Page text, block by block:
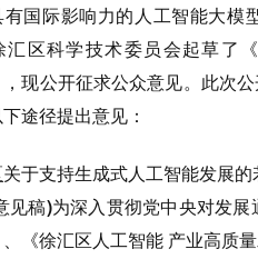
国际影响力的人工智能大模
汇区科学技术委员会起草了
现公开征求公众意见。此次
途径提出意见：
关于支持生成式人工智能发展
见稿)为深入贯彻党中央对发
《徐汇区人工智能 产业高质